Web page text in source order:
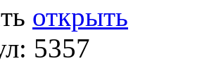
открыть
5357